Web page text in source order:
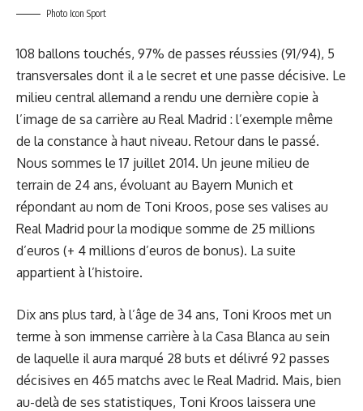
Photo Icon Sport
108 ballons touchés, 97% de passes réussies (91/94), 5
transversales dont il a le secret et une passe décisive. Le
milieu central allemand a rendu une dernière copie à
l’image de sa carrière au Real Madrid : l’exemple même
de la constance à haut niveau. Retour dans le passé.
Nous sommes le 17 juillet 2014. Un jeune milieu de
terrain de 24 ans, évoluant au Bayern Munich et
répondant au nom de Toni Kroos, pose ses valises au
Real Madrid pour la modique somme de 25 millions
d’euros (+ 4 millions d’euros de bonus). La suite
appartient à l’histoire.
Dix ans plus tard, à l’âge de 34 ans, Toni Kroos met un
terme à son immense carrière à la Casa Blanca au sein
de laquelle il aura marqué 28 buts et délivré 92 passes
décisives en 465 matchs avec le Real Madrid. Mais, bien
au-delà de ses statistiques, Toni Kroos laissera une